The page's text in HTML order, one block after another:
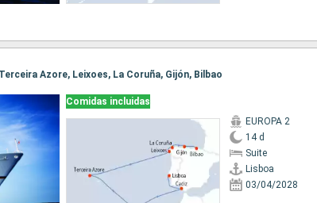
Azore, Leixoes, La Coruña, Gijón, Bilbao
Comidas incluidas
EUROPA 2
14 d
Suite
Lisboa
03/04/2028